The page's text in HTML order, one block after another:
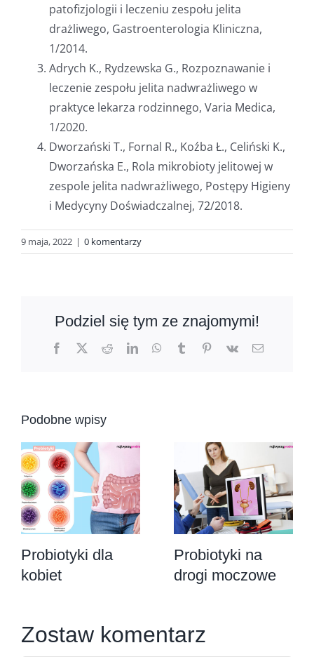
patofizjologii i leczeniu zespołu jelita
drażliwego, Gastroenterologia Kliniczna,
1/2014.
Adrych K., Rydzewska G., Rozpoznawanie i
leczenie zespołu jelita nadwrażliwego w
praktyce lekarza rodzinnego, Varia Medica,
1/2020.
Dworzański T., Fornal R., Koźba Ł., Celiński K.,
Dworzańska E., Rola mikrobioty jelitowej w
zespole jelita nadwrażliwego, Postępy Higieny
i Medycyny Doświadczalnej, 72/2018.
9 maja, 2022 | 0 komentarzy
Podziel się tym ze znajomymi!
Facebook
X RedditLinkedInWhatsApp
TumblrPinterest
Vk Email
Podobne wpisy
Probiotyki dla
kobiet
Probiotyki na
drogi moczowe
Zostaw komentarz